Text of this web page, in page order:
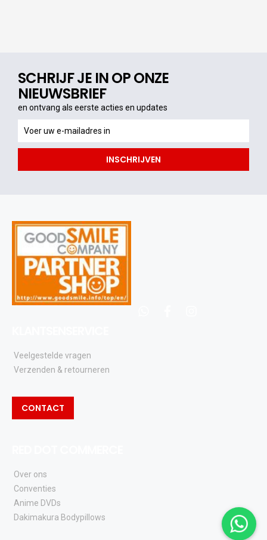
SCHRIJF JE IN OP ONZE
NIEUWSBRIEF
en ontvang als eerste acties en updates
ontvang
als
acties
INSCHRIJVEN
Veelgestelde vragen
Verzenden & retourneren
CONTACT
Over ons
Conventies
Anime DVDs
Dakimakura Bodypillows